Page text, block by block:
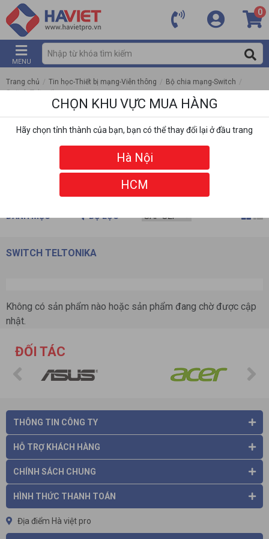
0
MENU
Trang chủ / Tin học-Thiết bị mạng-Viễn thông / Bộ chia mạng-Switch /
Switch Teltonika
DANH MỤC BỘ LỌC
SWITCH TELTONIKA
Không có sản phẩm nào hoặc sản phẩm đang chờ được cập
nhật.
ĐỐI TÁC
THÔNG TIN CÔNG TY
HỖ TRỢ KHÁCH HÀNG
CHÍNH SÁCH CHUNG
HÌNH THỨC THANH TOÁN
Địa điểm Hà việt pro
CHỌN KHU VỰC MUA HÀNG
Hãy chọn tỉnh thành của bạn, bạn có thể thay đổi lại ở đầu trang
Hà Nội
HCM